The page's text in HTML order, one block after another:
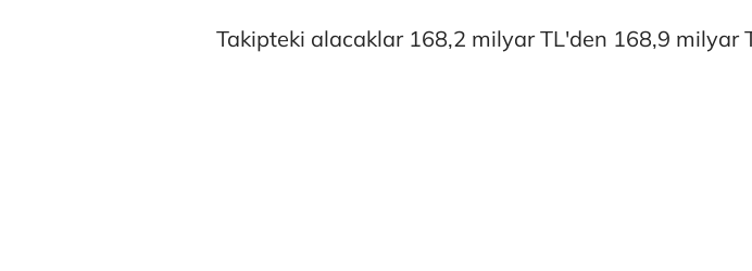
Takipteki alacaklar 168,2 milyar TL'den 168,9 milyar